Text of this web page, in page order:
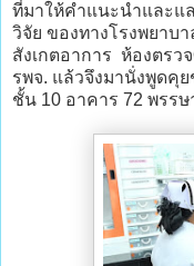
ที่มาให้คำแนะนำและแ
วิจัย ของทางโรงพยาบ
สังเกตอาการ ห้องตรว
รพจ. แล้วจึงมานั่งพูดคุ
ชั้น 10 อาคาร 72 พรร